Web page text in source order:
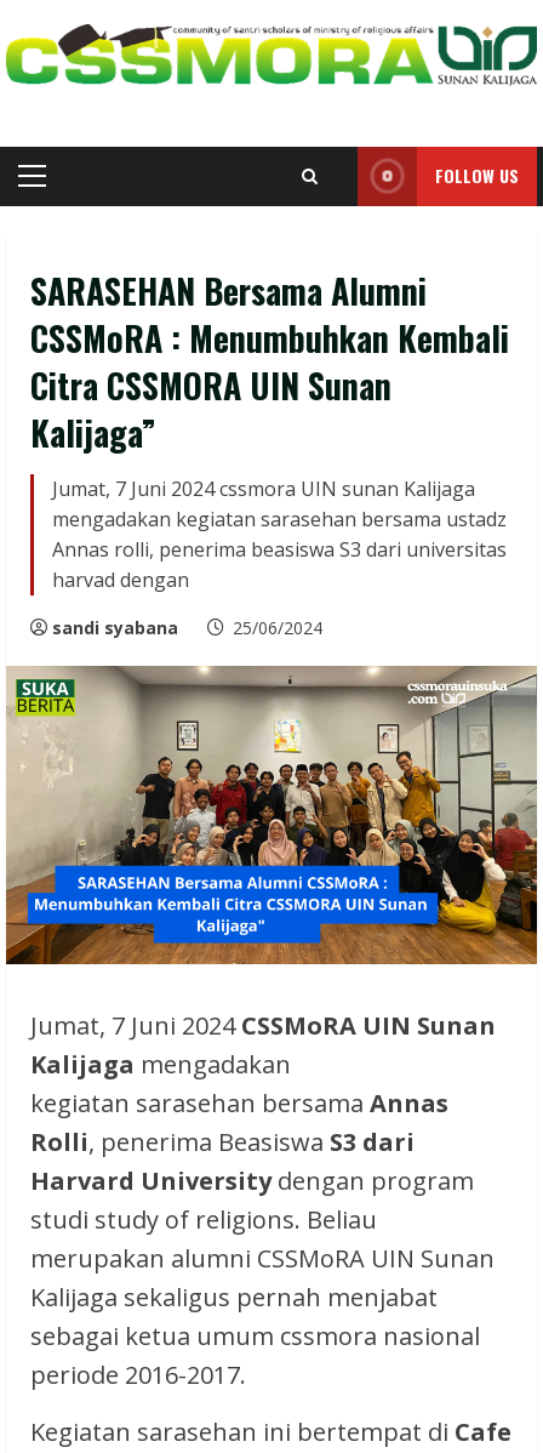
to
content
Primary
FOLLOW US
SARASEHAN Bersama Alumni
CSSMoRA : Menumbuhkan Kembali
Citra CSSMORA UIN Sunan
Kalijaga”
Jumat, 7 Juni 2024 cssmora UIN sunan Kalijaga
mengadakan kegiatan sarasehan bersama ustadz
Annas rolli, penerima beasiswa S3 dari universitas
harvad dengan
sandi syabana 25/06/2024
Jumat, 7 Juni 2024CSSMoRA UIN Sunan
Kalijaga mengadakan
kegiatan sarasehan bersama Annas
Rolli, penerima Beasiswa S3 dari
Harvard Universitydengan program
studi study of religions. Beliau
merupakan alumni CSSMoRA UIN Sunan
Kalijaga sekaligus pernah menjabat
sebagai ketua umum cssmora nasional
periode 2016-2017.
Kegiatan sarasehan ini bertempat di Cafe